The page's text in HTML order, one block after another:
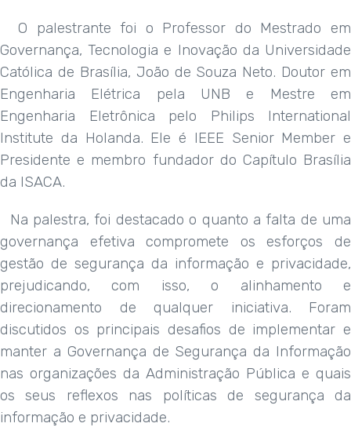
O palestrante foi o Professor do Mestrado em
Governança, Tecnologia e Inovação da Universidade
Católica de Brasília, João de Souza Neto. Doutor em
Engenharia Elétrica pela UNB e Mestre em
Engenharia Eletrônica pelo Philips International
Institute da Holanda. Ele é IEEE Senior Member e
Presidente e membro fundador do Capítulo Brasília
da ISACA.
Na palestra, foi destacado o quanto a falta de uma
governança efetiva compromete os esforços de
gestão de segurança da informação e privacidade,
prejudicando, com isso, o alinhamento e
direcionamento de qualquer iniciativa. Foram
discutidos os principais desafios de implementar e
manter a Governança de Segurança da Informação
nas organizações da Administração Pública e quais
os seus reflexos nas políticas de segurança da
informação e privacidade.